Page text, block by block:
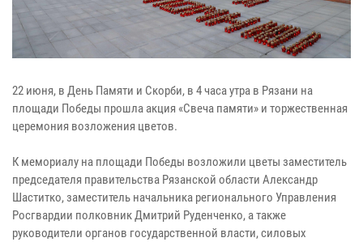
22 июня, в День Памяти и Скорби, в 4 часа утра в Рязани на
площади Победы прошла акция «Свеча памяти» и торжественная
церемония возложения цветов.
К мемориалу на площади Победы возложили цветы заместитель
председателя правительства Рязанской области Александр
Шаститко, заместитель начальника регионального Управления
Росгвардии полковник Дмитрий Руденченко, а также
руководители органов государственной власти, силовых